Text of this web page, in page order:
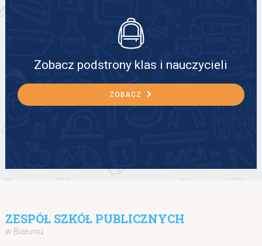
Zobacz podstrony klas i nauczycieli
ZOBACZ
ZESPÓŁ SZKÓŁ PUBLICZNYCH
w Białuniu